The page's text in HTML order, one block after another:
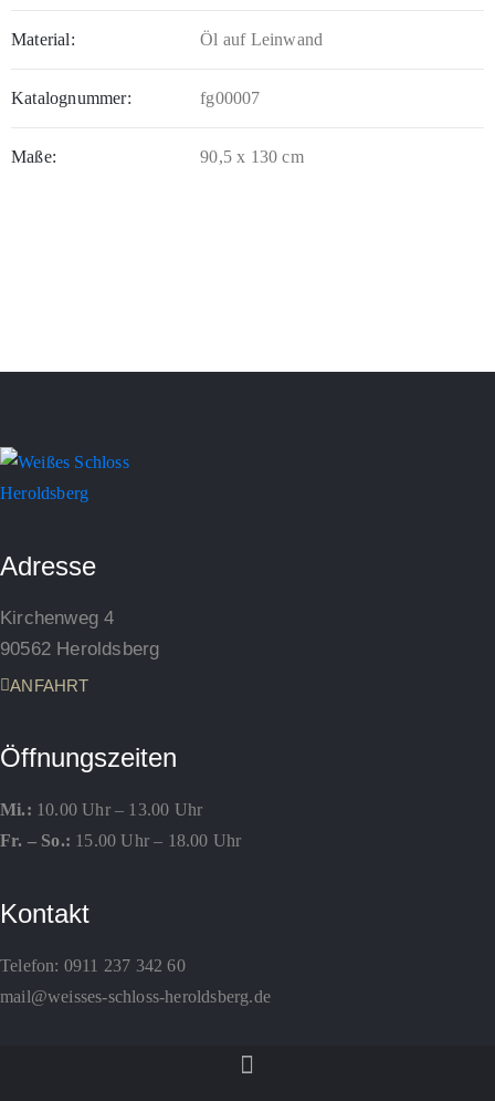
Material: Öl auf Leinwand
Katalognummer: fg00007
Maße: 90,5 x 130 cm
Adresse
Kirchenweg 4
90562 Heroldsberg
ANFAHRT
Öffnungszeiten
Mi.: 10.00 Uhr – 13.00 Uhr
Fr. – So.: 15.00 Uhr – 18.00 Uhr
Kontakt
Telefon: 0911 237 342 60
mail@weisses-schloss-heroldsberg.de